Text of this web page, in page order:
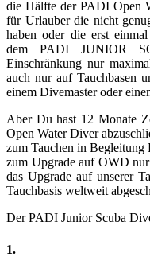
die Hälfte der PADI Open
für Urlauber die nicht
haben oder die erst
dem PADI JUNIOR
Einschränkung nur
auch nur auf Tauchbasen
einem Divemaster oder
Aber Du hast 12 Monate
Open Water Diver
zum Tauchen in Begleitung
zum Upgrade auf OWD
das Upgrade auf unserer
Tauchbasis weltweit
Der PADI Junior Scuba
1.